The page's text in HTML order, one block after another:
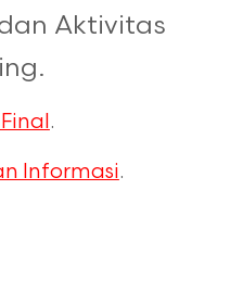
Aktivitas
.
Informasi.